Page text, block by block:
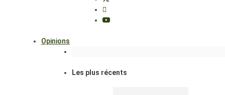
Opinions
Les plus récents